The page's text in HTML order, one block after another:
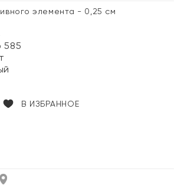
элемента - 0,25 см
585
В ИЗБРАННОЕ